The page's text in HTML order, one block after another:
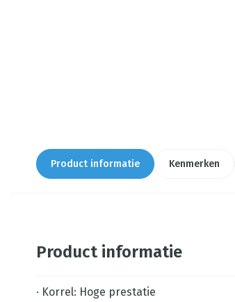
Product informatie Kenmerken
Product informatie
· Korrel: Hoge prestatie